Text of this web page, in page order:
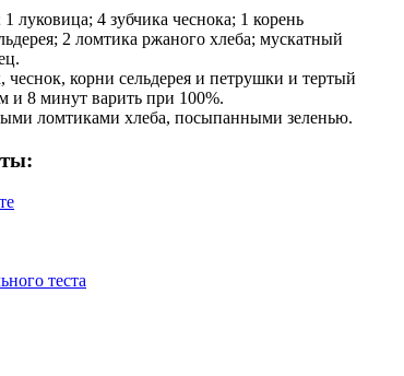
луковица; 4 зубчика чеснока; 1 корень
2 ломтика ржаного хлеба; мускатный
корни сельдерея и петрушки и тертый
и 8 минут варить при 100%.
ломтиками хлеба, посыпанными зеленью.
теста